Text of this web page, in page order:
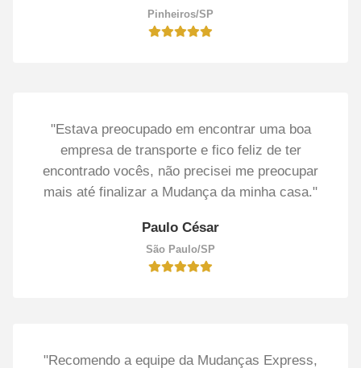
Pinheiros/SP
"Estava preocupado em encontrar uma boa
empresa de transporte e fico feliz de ter
encontrado vocês, não precisei me preocupar
mais até finalizar a Mudança da minha casa."
Paulo César
São Paulo/SP
"Recomendo a equipe da Mudanças Express,